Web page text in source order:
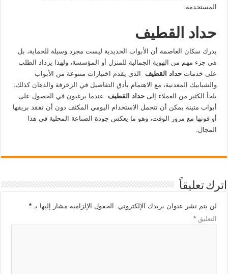
المستخدمة.
حداد القطيف
يدرك سكان العاصمة أن الأبواب الحديدية ليست مجرد وسيلة للحماية، بل
هي جزء مهم من الهوية الجمالية للمنزل أو المؤسسة، ولهذا يزداد الطلب
على خدماتحداد القطيف
الذي يقدم اختيارات متنوعة من الأبواب
والشبابيك المعدنية، مع الاهتمام بأدق التفاصيل في الزخرفة والدهان كذلك،
يلجأ الكثير من العملاء إلىحداد القطيف عندما يرغبون في الحصول على
أبواب متينة يمكن أن تتحمل الاستخدام اليومي المكثف دون أن تفقد بريقها
أو قوتها مع مرور الوقت، وهو ما يعكس جودة الصناعة المحلية في هذا
المجال.
اترك تعليقاً
لن يتم نشر عنوان بريدك الإلكتروني. الحقول الإلزامية مشار إليها بـ*
التعليق*